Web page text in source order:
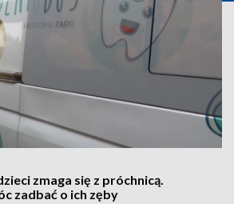
zmaga się z próchnicą.
zadbać o ich zęby